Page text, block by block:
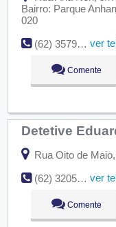
Bairro: Parque
020
(62) 3579-2258
ver
Comente
Detetive
Rua Oito de
(62) 3205-5437
ver
Comente